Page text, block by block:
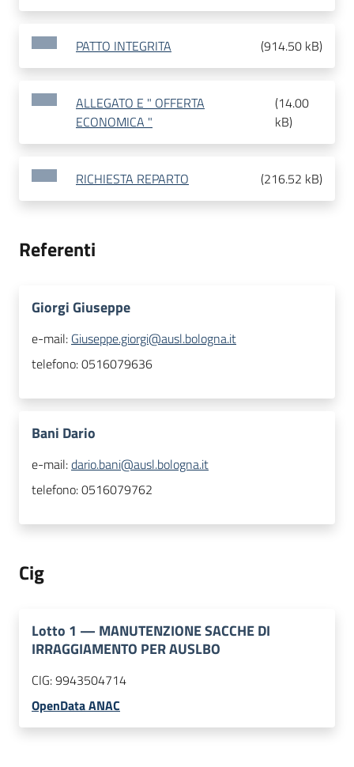
PATTO INTEGRITA (914.50 kB)
ALLEGATO E " OFFERTA
ECONOMICA "
(14.00
kB)
RICHIESTA REPARTO (216.52 kB)
Referenti
Giorgi Giuseppe
e-mail: Giuseppe.giorgi@ausl.bologna.it
telefono:0516079636
Bani Dario
e-mail:dario.bani@ausl.bologna.it
telefono:0516079762
Cig
Lotto 1 — MANUTENZIONE SACCHE DI
IRRAGGIAMENTO PER AUSLBO
CIG:9943504714
OpenData ANAC